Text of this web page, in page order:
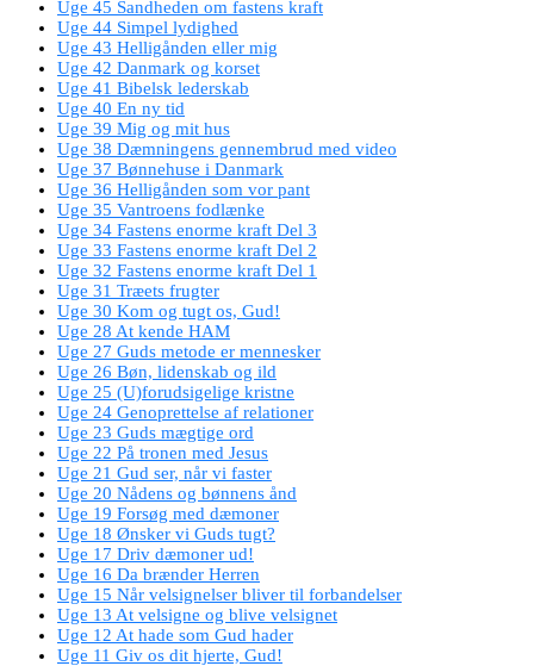
Uge 45 Sandheden om fastens kraft
Uge 44 Simpel lydighed
Uge 43 Helligånden eller mig
Uge 42 Danmark og korset
Uge 41 Bibelsk lederskab
Uge 40 En ny tid
Uge 39 Mig og mit hus
Uge 38 Dæmningens gennembrud med video
Uge 37 Bønnehuse i Danmark
Uge 36 Helligånden som vor pant
Uge 35 Vantroens fodlænke
Uge 34 Fastens enorme kraft Del 3
Uge 33 Fastens enorme kraft Del 2
Uge 32 Fastens enorme kraft Del 1
Uge 31 Træets frugter
Uge 30 Kom og tugt os, Gud!
Uge 28 At kende HAM
Uge 27 Guds metode er mennesker
Uge 26 Bøn, lidenskab og ild
Uge 25 (U)forudsigelige kristne
Uge 24 Genoprettelse af relationer
Uge 23 Guds mægtige ord
Uge 22 På tronen med Jesus
Uge 21 Gud ser, når vi faster
Uge 20 Nådens og bønnens ånd
Uge 19 Forsøg med dæmoner
Uge 18 Ønsker vi Guds tugt?
Uge 17 Driv dæmoner ud!
Uge 16 Da brænder Herren
Uge 15 Når velsignelser bliver til forbandelser
Uge 13 At velsigne og blive velsignet
Uge 12 At hade som Gud hader
Uge 11 Giv os dit hjerte, Gud!